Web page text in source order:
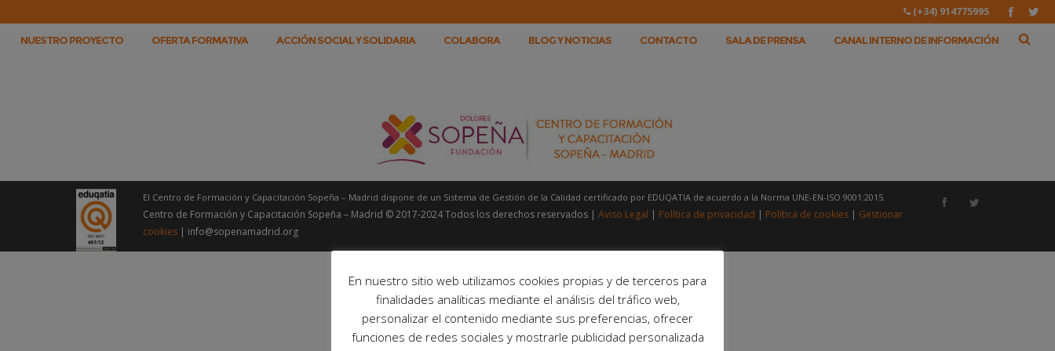
(+34) 914775995
NUESTRO PROYECTO OFERTA FORMATIVA ACCIÓN SOCIAL Y SOLIDARIA COLABORA BLOG Y NOTICIAS CONTACTO SALA DE PRENSA CANAL INTERNO DE INFORMACIÓN
El Centro de Formación y Capacitación Sopeña – Madrid dispone de un Sistema de Gestión de la Calidad certificado por EDUQATIA de acuerdo a la Norma UNE-EN-ISO 9001:2015.
Centro de Formación y Capacitación Sopeña – Madrid © 2017-2024 Todos los derechos reservados | Aviso Legal | Política de privacidad | Política de cookies | Gestionar
cookies | info@sopenamadrid.org
En nuestro sitio web utilizamos cookies propias y de terceros para
finalidades analíticas mediante el análisis del tráfico web,
personalizar el contenido mediante sus preferencias, ofrecer
funciones de redes sociales y mostrarle publicidad personalizada